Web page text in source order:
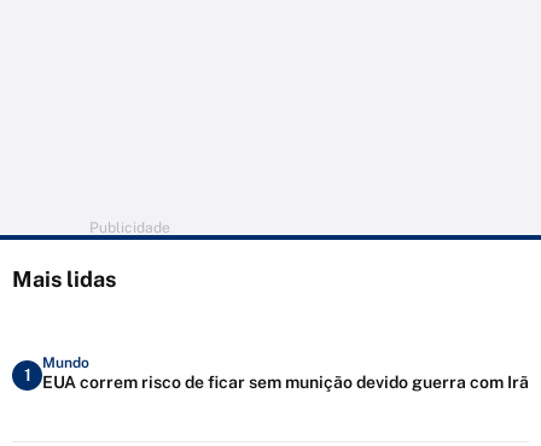
Publicidade
Mais lidas
1
Mundo
EUA correm risco de ficar sem munição devido guerra com Irã